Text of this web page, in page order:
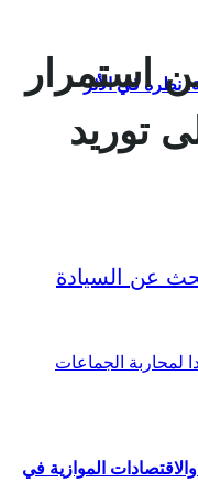
نظرة في الأثر
الموازية في
استمرار
توريد